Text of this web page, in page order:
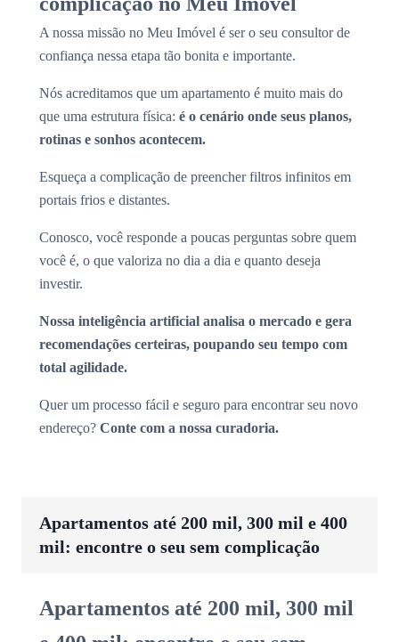
A nossa missão no Meu Imóvel é ser o seu consultor de
confiança nessa etapa tão bonita e importante.
Nós acreditamos que um apartamento é muito mais do
que uma estrutura física: é o cenário onde seus planos,
rotinas e sonhos acontecem.
Esqueça a complicação de preencher filtros infinitos em
portais frios e distantes.
Conosco, você responde a poucas perguntas sobre quem
você é, o que valoriza no dia a dia e quanto deseja
investir.
Nossa inteligência artificial analisa o mercado e gera
recomendações certeiras, poupando seu tempo com
total agilidade.
Quer um processo fácil e seguro para encontrar seu novo
endereço? Conte com a nossa curadoria.
Apartamentos até 200 mil, 300 mil e 400
mil: encontre o seu sem complicação
Apartamentos até 200 mil, 300 mil